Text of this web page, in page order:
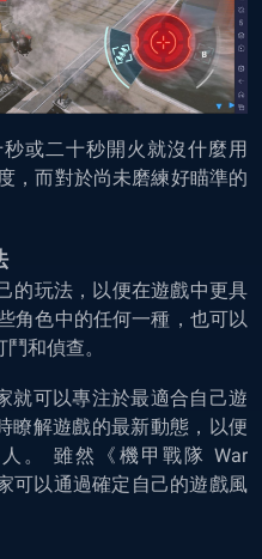
或二十秒開火就沒什麼用
，而對於尚未磨練好瞄準的
的玩法，以便在遊戲中更具
角色中的任何一種，也可以
和偵查。
就可以專注於最適合自己遊
瞭解遊戲的最新動態，以便
。 雖然《機甲戰隊 War
可以通過確定自己的遊戲風